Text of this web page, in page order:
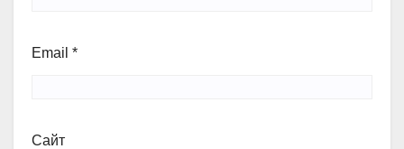
Email *
Сайт